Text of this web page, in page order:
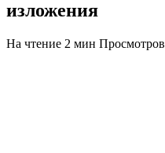
изложения
На чтение 2 мин Просмотров